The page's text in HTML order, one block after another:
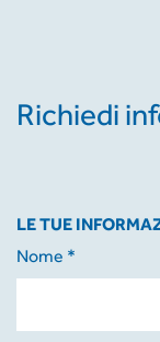
Richiedi
LE TUE
Nome *